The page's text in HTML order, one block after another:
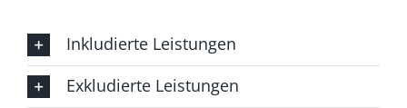
Inkludierte Leistungen
Exkludierte Leistungen